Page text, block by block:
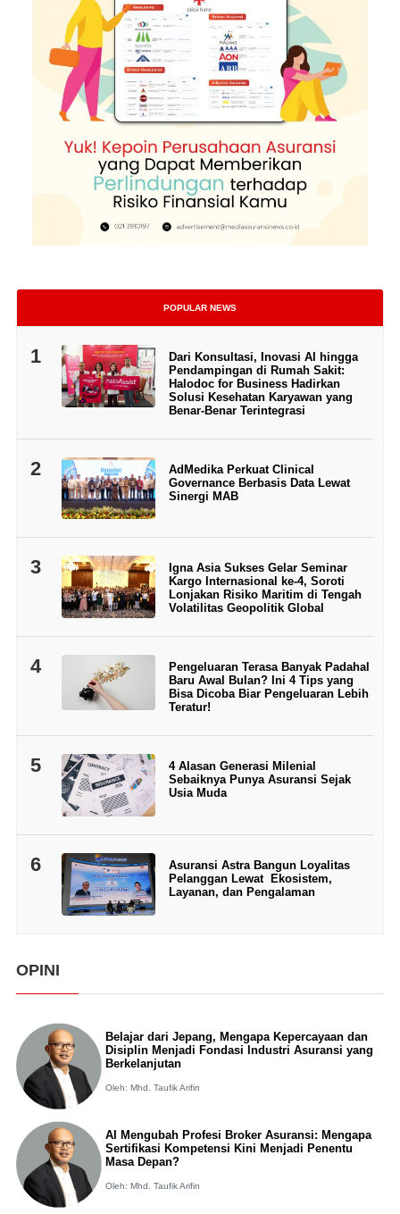
POPULAR NEWS
1
Dari Konsultasi, Inovasi AI hingga
Pendampingan di Rumah Sakit:
Halodoc for Business Hadirkan
Solusi Kesehatan Karyawan yang
Benar-Benar Terintegrasi
2
AdMedika Perkuat Clinical
Governance Berbasis Data Lewat
Sinergi MAB
3
Igna Asia Sukses Gelar Seminar
Kargo Internasional ke-4, Soroti
Lonjakan Risiko Maritim di Tengah
Volatilitas Geopolitik Global
4
Pengeluaran Terasa Banyak Padahal
Baru Awal Bulan? Ini 4 Tips yang
Bisa Dicoba Biar Pengeluaran Lebih
Teratur!
5
4 Alasan Generasi Milenial
Sebaiknya Punya Asuransi Sejak
Usia Muda
6
Asuransi Astra Bangun Loyalitas
Pelanggan Lewat Ekosistem,
Layanan, dan Pengalaman
OPINI
Belajar dari Jepang, Mengapa Kepercayaan dan
Disiplin Menjadi Fondasi Industri Asuransi yang
Berkelanjutan
Oleh: Mhd. Taufik Arifin
AI Mengubah Profesi Broker Asuransi: Mengapa
Sertifikasi Kompetensi Kini Menjadi Penentu
Masa Depan?
Oleh: Mhd. Taufik Arifin